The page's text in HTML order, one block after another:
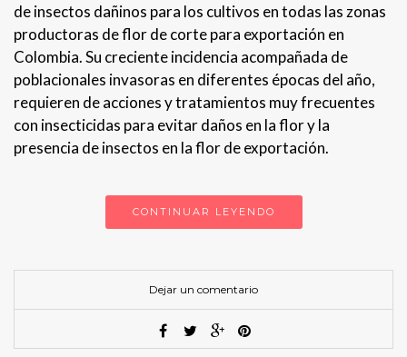
de insectos dañinos para los cultivos en todas las zonas
productoras de flor de corte para exportación en
Colombia. Su creciente incidencia acompañada de
poblacionales invasoras en diferentes épocas del año,
requieren de acciones y tratamientos muy frecuentes
con insecticidas para evitar daños en la flor y la
presencia de insectos en la flor de exportación.
CONTINUAR LEYENDO
Dejar un comentario